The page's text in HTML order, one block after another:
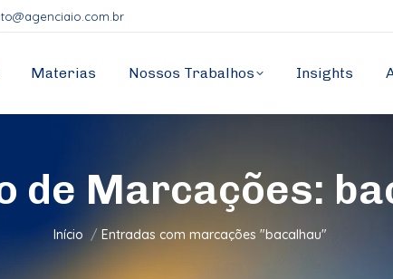
Materias Nossos Trabalhos Insights
de Marcações:
Você está aqui:
Início Entradas com marcações "bacalhau"